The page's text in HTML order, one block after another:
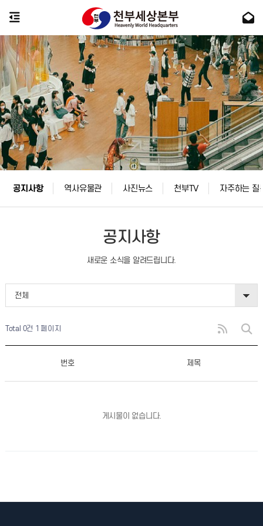
공지사항 역사유물관 사진뉴스 천부TV 자주하는 질
공지사항
새로운 소식을 알려드립니다.
전체
Total 0건 1 페이지
번호 제목
게시물이 없습니다.